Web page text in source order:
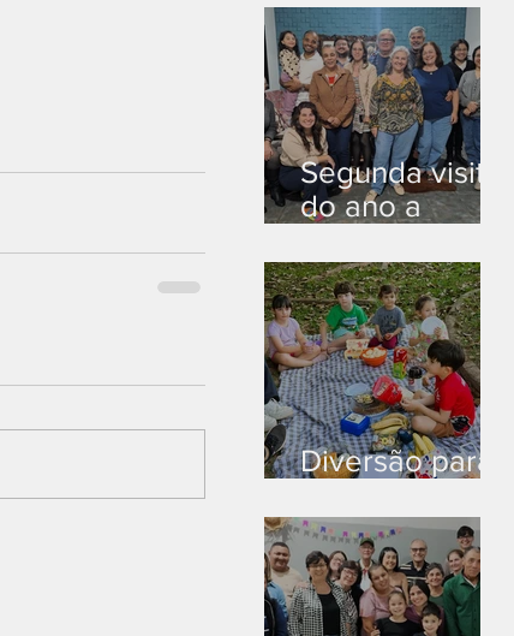
Segunda visita
do ano a
Diversão para